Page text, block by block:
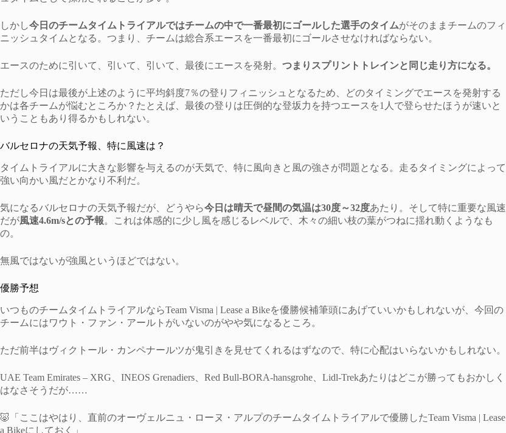
しかし今日のチームタイムトライアルではチームの中で一番最初にゴールした選手のタイムがそのままチームのフィ
ニッシュタイムとなる。つまり、チームは総合系エースを一番最初にゴールさせなければならない。
エースのために引いて、引いて、引いて、最後にエースを発射。 つまりスプリントトレインと同じ走り方になる。
ただし今日は最後が上述のように平均斜度7％の登りフィニッシュとなるため、どのタイミングでエースを発射する
かは各チームが悩むところか？たとえば、最後の登りは圧倒的な登坂力を持つエースを1人で登らせたほうが速いと
いうこともあり得るかもしれない。
バルセロナの天気予報、特に風速は？
タイムトライアルに大きな影響を与えるのが天気で、特に風向きと風の強さが問題となる。走るタイミングによって
強い向かい風だとかなり不利だ。
気になるバルセロナの天気予報だが、どうやら今日は晴天で昼間の気温は30度～32度あたり。そして特に重要な風速
だが風速4.6m/sとの予報。これは体感的に少し風を感じるレベルで、木々の細い枝の葉がつねに揺れ動くようなも
の。
無風ではないが強風というほどではない。
優勝予想
いつものチームタイムトライアルならTeam Visma | Lease a Bikeを優勝候補筆頭にあげていいかもしれないが、今回の
チームにはワウト・ファン・アールトがいないのがやや気になるところ。
ただ前半はヴィクトール・カンペナールツが鬼引きを見せてくれるはずなので、特に心配はいらないかもしれない。
UAE Team Emirates – XRG、INEOS Grenadiers、Red Bull-BORA-hansgrohe、Lidl-Trekあたりはどこが勝ってもおかしく
はなさそうだが……
🐷「ここはやはり、直前のオーヴェルニュ・ローヌ・アルプのチームタイムトライアルで優勝したTeam Visma | Lease
a Bikeにしておく」